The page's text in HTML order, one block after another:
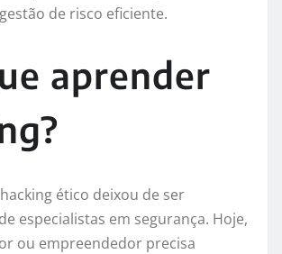
de risco eficiente.
aprender
ético deixou de ser
especialistas em segurança. Hoje,
ou empreendedor precisa